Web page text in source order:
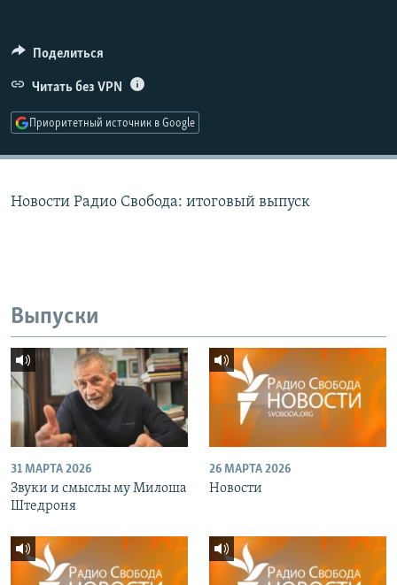
ПОДПИШИТЕСЬ НА РАССЫЛКУ
СОЦИАЛЬНЫЕ СЕТИ
Поделиться
Читать без VPN
Приоритетный источник в Google
Новости Радио Свобода: итоговый выпуск
Выпуски
31 МАРТА 2026
Звуки и смыслы му Милоша
Штедроня
26 МАРТА 2026
Новости